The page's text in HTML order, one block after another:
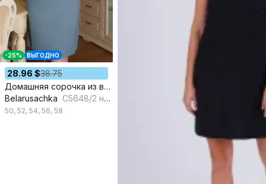
-25% ВЫГОДНО
28.96 $38.75
Домашняя сорочка из вискозы и трикотажа для комфортных дней
Belarusachka С5648/2 ниагара
50, 52, 54, 56, 58